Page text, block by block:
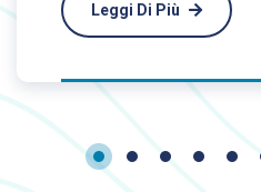
Leggi Di Più